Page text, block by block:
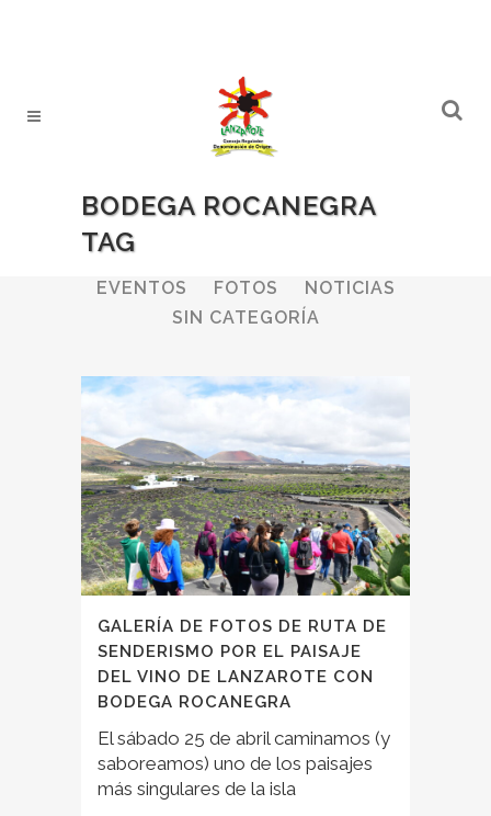
BODEGA ROCANEGRA
TAG
ALL
EVENTOS
FOTOS
NOTICIAS
SIN CATEGORÍA
GALERÍA DE FOTOS DE RUTA DE
SENDERISMO POR EL PAISAJE
DEL VINO DE LANZAROTE CON
BODEGA ROCANEGRA
El sábado 25 de abril caminamos (y
saboreamos) uno de los paisajes
más singulares de la isla